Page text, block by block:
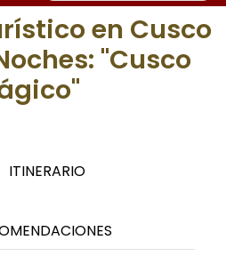
en Cusco
"Cusco
ITINERARIO